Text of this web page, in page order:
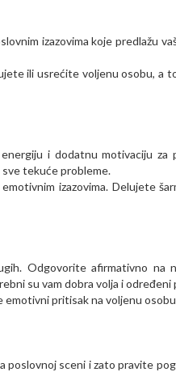
izazovima koje predlažu
ili usrećite voljenu osobu, a
i dodatnu motivaciju
tekuće probleme.
izazovima. Delujete
Odgovorite afirmativno na
su vam dobra volja i određeni
pritisak na voljenu
poslovnoj sceni i zato pravite